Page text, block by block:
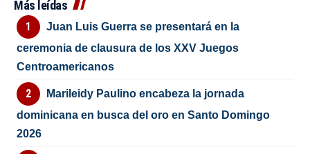
Más leídas
Juan Luis Guerra se presentará en la
ceremonia de clausura de los XXV Juegos
Centroamericanos
Marileidy Paulino encabeza la jornada
dominicana en busca del oro en Santo Domingo
2026